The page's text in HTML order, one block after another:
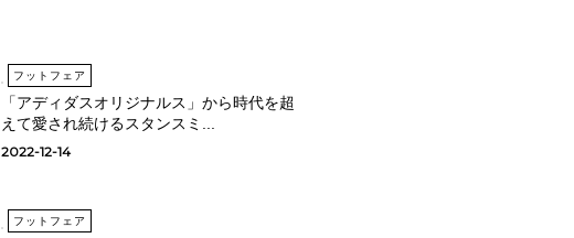
フットフェア
「アディダスオリジナルス」から時代を超
えて愛され続けるスタンスミ...
2022-12-14
フットフェア